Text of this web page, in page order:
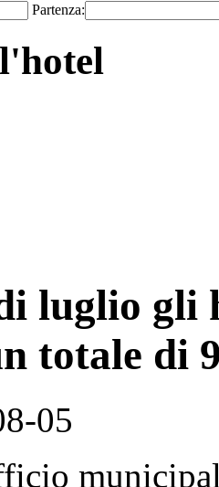
Partenza:
luglio gli
totale di
05